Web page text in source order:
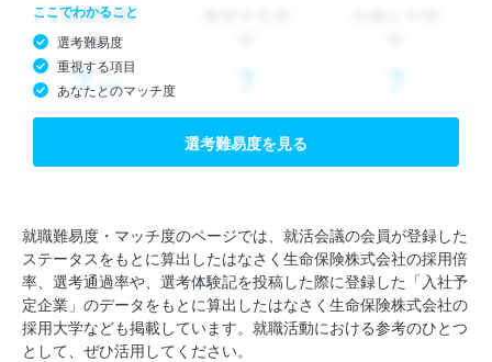
ここでわかること
選考難易度
重視する項目
あなたとのマッチ度
選考難易度を見る
就職難易度・マッチ度のページでは、就活会議の会員が登録した
ステータスをもとに算出したはなさく生命保険株式会社の採用倍
率、選考通過率や、選考体験記を投稿した際に登録した「入社予
定企業」のデータをもとに算出したはなさく生命保険株式会社の
採用大学なども掲載しています。就職活動における参考のひとつ
として、ぜひ活用してください。